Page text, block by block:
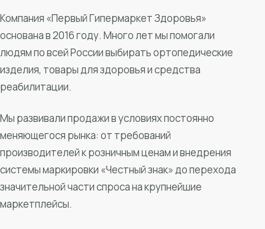
Компания «Первый Гипермаркет Здоровья»
основана в 2016 году. Много лет мы помогали
людям по всей России выбирать ортопедические
изделия, товары для здоровья и средства
реабилитации.
Мы развивали продажи в условиях постоянно
меняющегося рынка: от требований
производителей к розничным ценам и внедрения
системы маркировки «Честный знак» до перехода
значительной части спроса на крупнейшие
маркетплейсы.